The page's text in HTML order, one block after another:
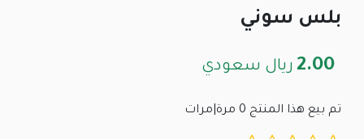
بلس سوني
2.00 ريال سعودي
تم بيع هذا المنتج 0 مرة|مرات